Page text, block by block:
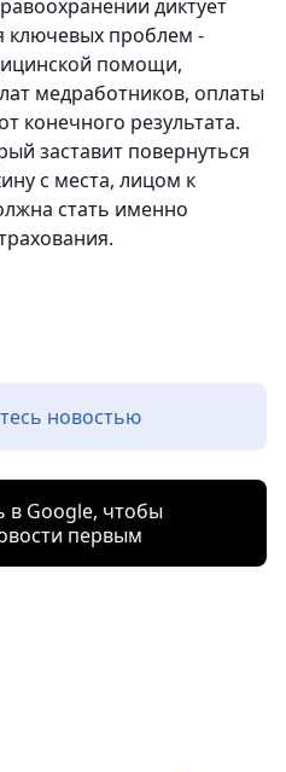
диктует
ключевых проблем -
помощи,
медработников, оплаты
конечного результата.
заставит повернуться
с места, лицом к
стать именно
новостью
в Google, чтобы
первым